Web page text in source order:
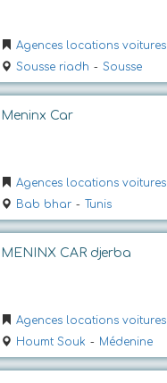
Agences locations voitures
Sousse riadh - Sousse
Meninx Car
Agences locations voitures
Bab bhar - Tunis
MENINX CAR djerba
Agences locations voitures
Houmt Souk - Médenine